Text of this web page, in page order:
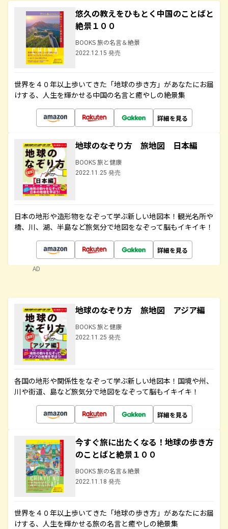
悠久の教えをひもとく中国のことばと
絶景１００
BOOKS 旅の名言＆絶景
2022.12.15 発売
世界を４０年以上歩いてきた「地球の歩き方」があなたにお届
けする、人生を輝かせる中国の名言と癒やしの絶景集
詳細を見る
地球のなぞり方 旅地図 日本編
BOOKS 旅と健康
2022.11.25 発売
日本の地形や造形物をなぞって学ぶ新しい地図本！観光名所や
橋、川、湖、半島など旅気分で地図をなぞって脳もイキイキ！
詳細を見る
AD
地球のなぞり方 旅地図 アジア編
BOOKS 旅と健康
2022.11.25 発売
各国の地形や関係性をなぞって学ぶ新しい地図本！国境や州、
川や街道、島など旅気分で地図をなぞって脳もイキイキ！
詳細を見る
今すぐ旅に出たくなる！地球の歩き方
のことばと絶景１００
BOOKS 旅の名言＆絶景
2022.11.18 発売
世界を４０年以上歩いてきた「地球の歩き方」があなたにお届
けする、人生を輝かせる旅の名言と癒やしの絶景集